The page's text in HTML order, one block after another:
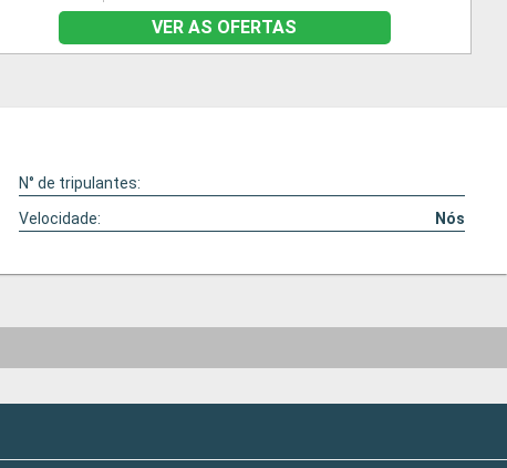
VER AS OFERTAS
N° de tripulantes:
Velocidade: Nós